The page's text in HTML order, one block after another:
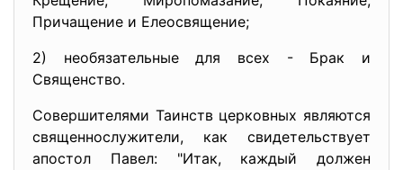
Причащение и Елеосвящение;
2) необязательные для всех - Брак и
Священство.
Совершителями Таинств церковных являются
священнослужители, как свидетельствует
апостол Павел: "Итак, каждый должен